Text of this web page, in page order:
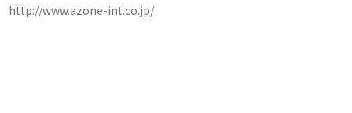
http://www.azone-int.co.jp/